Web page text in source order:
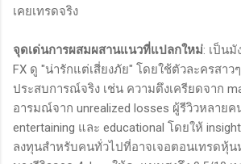
เคยเทรดจริง
จุดเด่นการผสมผสานแนวที่แปลกใหม่: เป็นมั
FX ดู "น่ารักแต่เสี่ยงภัย" โดยใช้ตัวละครสาว
ประสบการณ์จริง เช่น ความตึงเครียดจาก
อารมณ์จาก unrealized losses ผู้รีวิวหลาย
entertaining และ educational โดยให้
ลงทุนสำหรับคนทั่วไปที่อาจเจอตอนเทรดหุ้น